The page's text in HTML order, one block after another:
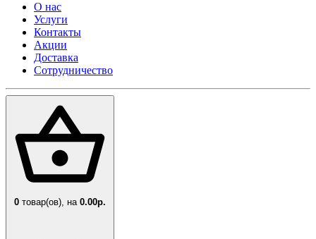
О нас
Услуги
Контакты
Акции
Доставка
Сотрудничество
0 товар(ов), на 0.00р.